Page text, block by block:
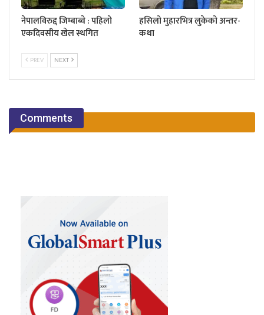
नेपालविरुद्द जिम्बाब्वे : पहिलो
एकदिवसीय खेल स्थगित
हसिलो मुहारभित्र लुकेको अन्तर-
कथा
PREV NEXT
Comments